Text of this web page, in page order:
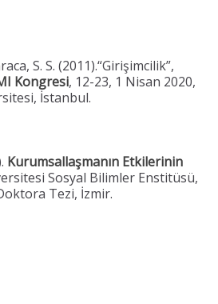
S. S. (2011).“Girişimcilik”,
Kongresi, 12-23, 1 Nisan 2020,
İstanbul.
Kurumsallaşmanın Etkilerinin
Sosyal Bilimler Enstitüsü,
Tezi, İzmir.